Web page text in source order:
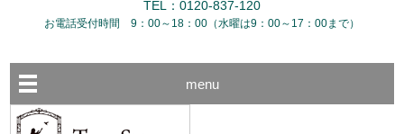
TEL：0120-837-120
お電話受付時間 9：00～18：00（水曜は9：00～17：00まで）
menu